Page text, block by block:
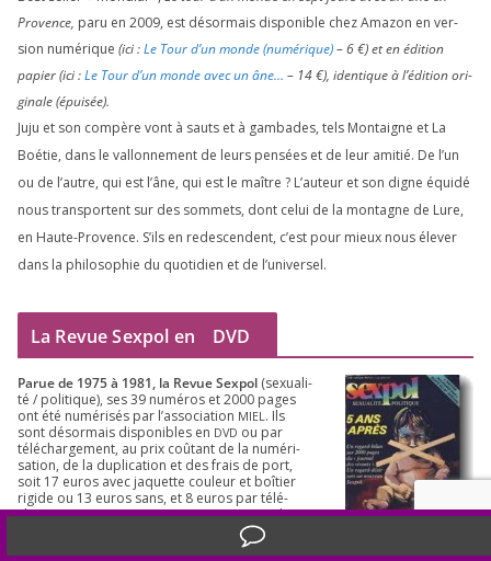
Provence, paru en 2009, est désor­mais dis­po­nible chez Amazon en ver­
sion numé­rique (ici :Le Tour d’un monde (numé­rique)–6€) et en édi­tion
papier (ici :Le Tour d’un monde avec un âne… – 14€), iden­tique à l’é­di­tion ori­
gi­nale (épui­sée).
Juju et son com­père vont à sauts et à gam­bades, tels Montaigne et La
Boétie, dans le val­lon­ne­ment de leurs pen­sées et de leur ami­tié. De l’un
ou de l’autre, qui est l’âne, qui est le maître ? L’auteur et son digne équi­dé
nous trans­portent sur des som­mets, dont celui de la mon­tagne de Lure,
en Haute-Provence. S’ils en redes­cendent, c’est pour mieux nous éle­ver
dans la phi­lo­so­phie du quo­ti­dien et de l’universel.
La Revue Sexpol en DVD
Parue de 1975à 1981, la Revue Sex­pol (sexua­li­
té /​ poli­tique), ses39 numé­ros et2000 pages
ont été numé­ri­sés par l’as­so­cia­tion MIEL . Ils
sont désor­mais dis­po­nibles en DVD ou par
télé­char­ge­ment, au prix coû­tant de la numé­ri­
sa­tion, de la dupli­ca­tion et des frais de port,
soit 17 euros avec jaquette cou­leur et boî­tier
rigide ou 13 euros sans, et 8 euros par télé­
char­ge­ment. Ren­sei­gne­ments et com­mandeen